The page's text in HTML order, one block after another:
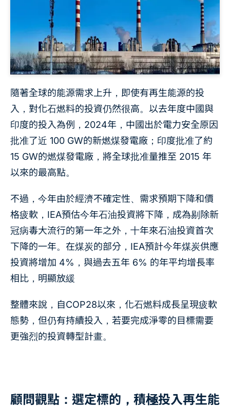
隨著全球的能源需求上升，即使有再生能源的投
入，對化石燃料的投資仍然很高。以去年度中國與
印度的投入為例，2024年，中國出於電力安全原因
批准了近 100 GW的新燃煤發電廠；印度批准了約
15 GW的燃煤發電廠，將全球批准量推至 2015 年
以來的最高點。
不過，今年由於經濟不確定性、需求預期下降和價
格疲軟，IEA預估今年石油投資將下降，成為剔除新
冠病毒大流行的第一年之外，十年來石油投資首次
下降的一年。在煤炭的部分，IEA預計今年煤炭供應
投資將增加 4%，與過去五年 6% 的年平均增長率
相比，明顯放緩
整體來說，自COP28以來，化石燃料成長呈現疲軟
態勢，但仍有持續投入，若要完成淨零的目標需要
更強烈的投資轉型計畫。
顧問觀點：選定標的，積極投入再生能